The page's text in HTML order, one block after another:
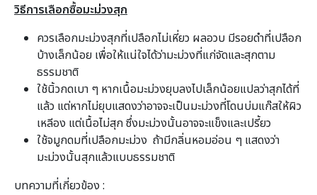
วิธีการเลือกซื้อมะม่วงสุก
ควรเลือกมะม่วงสุกที่เปลือกไม่เหี่ยว ผลอวบ มีรอยดำที่เปลือก
บ้างเล็กน้อย เพื่อให้แน่ใจได้ว่ามะม่วงที่แก่จัดและสุกตาม
ธรรมชาติ
ใช้นิ้วกดเบา ๆ หากเนื้อมะม่วงยุบลงไปเล็กน้อยแปลว่าสุกได้ที่
แล้ว แต่หากไม่ยุบแสดงว่าอาจจะเป็นมะม่วงที่โดนบ่มแก๊สให้ผิว
เหลีอง แต่เนื้อไม่สุก ซึ่งมะม่วงนั้นอาจจะแข็งและเปรี้ยว
ใช้จมูกดมที่เปลือกมะม่วง ถ้ามีกลิ่นหอมอ่อน ๆ แสดงว่า
มะม่วงนั้นสุกแล้วแบบธรรมชาติ
บทความที่เกี่ยวข้อง :